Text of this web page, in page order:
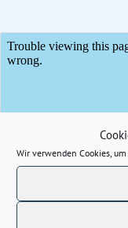
Wir verwenden Cookies,